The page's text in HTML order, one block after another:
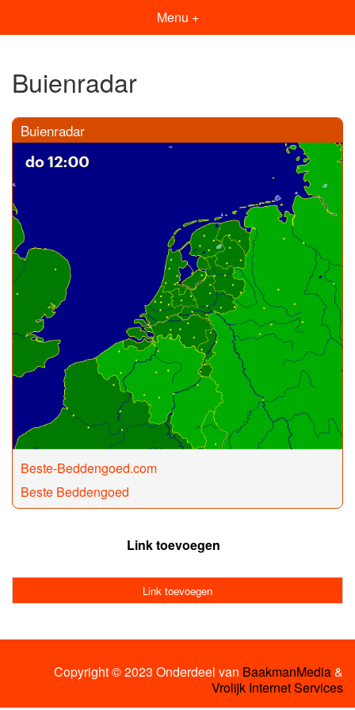
Menu +
Buienradar
Buienradar
Beste-Beddengoed.com
Beste Beddengoed
Link toevoegen
Link toevoegen
Copyright © 2023 Onderdeel van BaakmanMedia&
Vrolijk Internet Services